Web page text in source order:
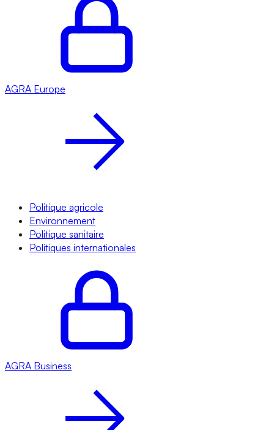
AGRA Europe
Politique agricole
Environnement
Politique sanitaire
Politiques internationales
AGRA Business